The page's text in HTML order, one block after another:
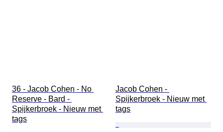
36 - Jacob Cohen - No
Reserve - Bard -
Spijkerbroek - Nieuw met
tags
Jacob Cohen -
Spijkerbroek - Nieuw met
tags